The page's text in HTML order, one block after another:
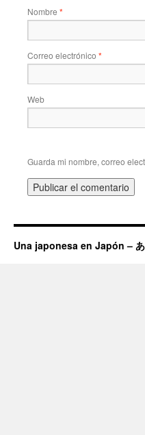
Nombre *
Correo electrónico *
Web
Guarda mi nombre, correo
Una japonesa en Japón –